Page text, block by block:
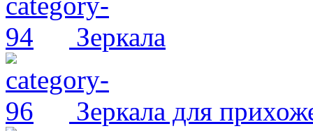
Зеркала
Зеркала для